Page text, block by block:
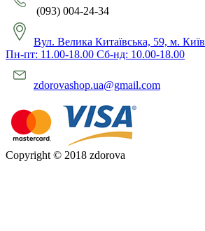
(093) 004-24-34
Вул. Велика Китаївська, 59, м. Київ
Пн-пт: 11.00-18.00 Сб-нд: 10.00-18.00
zdorovashop.ua@gmail.com
Copyright © 2018 zdorova